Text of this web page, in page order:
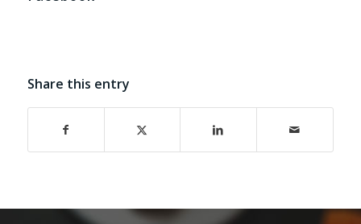
Share this entry